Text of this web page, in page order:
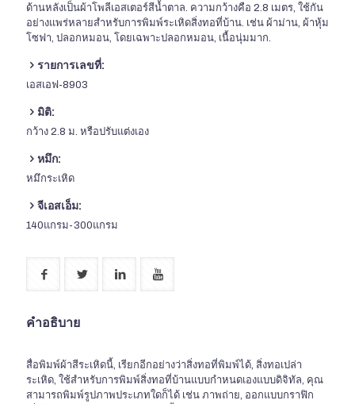
ด้านหลังเป็นผ้าโพลีเอสเตอร์สีน้ำตาล. ความกว้างคือ 2.8 เมตร, ใช้กัน
อย่างแพร่หลายสำหรับการพิมพ์ระเหิดสิ่งทอที่บ้าน. เช่น ผ้าม่าน, ผ้าหุ้ม
โซฟา, ปลอกหมอน, โดยเฉพาะปลอกหมอน, เนื้อนุ่มมาก.
รายการเลขที่:
เอสเอฟ-8903
มิติ:
กว้าง 2.8 ม. หรือปรับแต่งเอง
หมึก:
หมึกระเหิด
จีเอสเอ็ม:
140แกรม-300แกรม
คำอธิบาย
สื่อพิมพ์ผ้าสีระเหิดนี้, เรียกอีกอย่างว่าสิ่งทอที่พิมพ์ได้, สิ่งทอเปล่า
ระเหิด, ใช้สำหรับการพิมพ์สิ่งทอที่บ้านแบบกำหนดเองแบบดิจิทัล, คุณ
สามารถพิมพ์รูปภาพประเภทใดก็ได้ เช่น ภาพถ่าย, ออกแบบกราฟิก